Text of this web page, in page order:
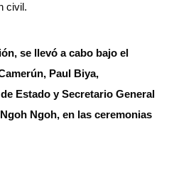
civil.
se llevó a cabo bajo el
Paul Biya,
Estado y Secretario General
Ngoh, en las ceremonias